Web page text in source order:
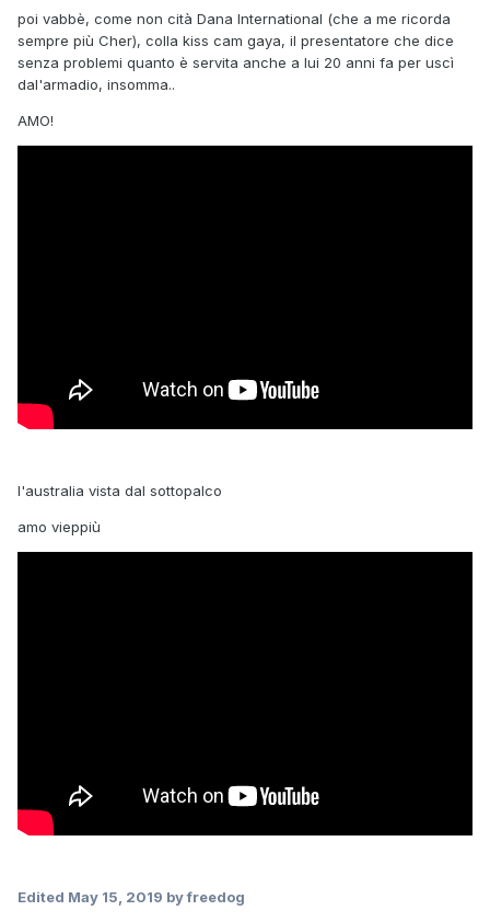
poi vabbè, come non cità Dana International (che a me ricorda
sempre più Cher), colla kiss cam gaya, il presentatore che dice
senza problemi quanto è servita anche a lui 20 anni fa per uscì
dal'armadio, insomma..
AMO!
l'australia vista dal sottopalco
amo vieppiù
Edited May 15, 2019 by freedog